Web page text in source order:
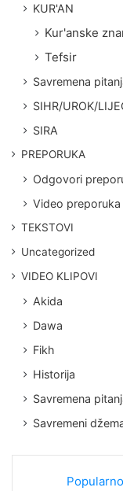
KUR'AN
Kur'anske
Tefsir
Savremena
SIHR/UROK/
SIRA
PREPORUKA
Odgovori
Video preporuka
TEKSTOVI
Uncategorized
VIDEO KLIPOVI
Akida
Dawa
Fikh
Historija
Savremena
Savremeni
Popularno